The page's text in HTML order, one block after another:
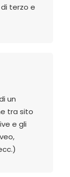
terzo e
un
tra sito
e gli